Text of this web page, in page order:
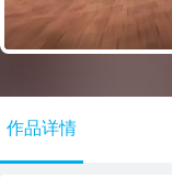
作品详情